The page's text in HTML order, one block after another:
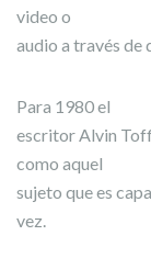
video o
audio a través
Para 1980 el
escritor Alvin
como aquel
sujeto que es
vez.